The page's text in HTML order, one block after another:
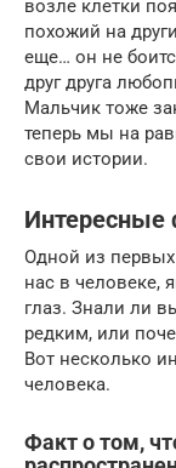
возле клетки
похожий на
еще… он не
друг друга
Мальчик тоже
теперь мы на
свои истории.
Интересные
Одной из
нас в человеке,
глаз. Знали ли
редким, или
Вот несколько
человека.
Факт о том,